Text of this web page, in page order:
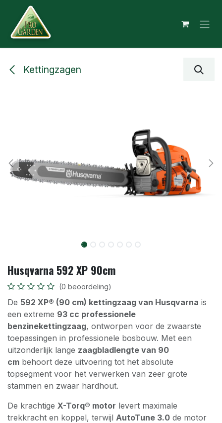
Overslaan naar inhoud
Kettingzagen
Husqvarna 592 XP 90cm
(0 beoordeling)
De 592 XP® (90 cm) kettingzaag van Husqvarna is
een extreme 93 cc professionele
benzinekettingzaag, ontworpen voor de zwaarste
toepassingen in professionele bosbouw. Met een
uitzonderlijk lange zaagbladlengte van 90
cm behoort deze uitvoering tot het absolute
topsegment voor het verwerken van zeer grote
stammen en zwaar hardhout.
De krachtige X-Torq® motor levert maximale
trekkracht en koppel, terwijl AutoTune 3.0 de motor